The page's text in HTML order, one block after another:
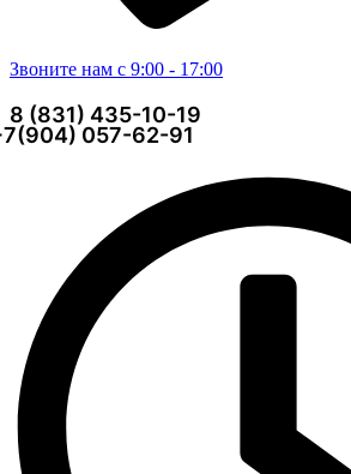
Звоните нам с 9:00 - 17:00
8 (831) 435-10-19
057-62-91